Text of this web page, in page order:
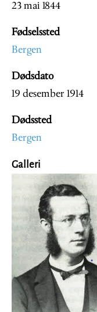
23 mai 1844
Fødselssted
Bergen
Dødsdato
19 desember 1914
Dødssted
Bergen
Galleri